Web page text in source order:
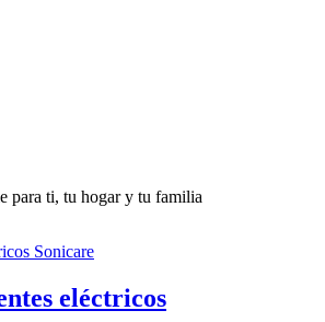
para ti, tu hogar y tu familia
Sonicare
eléctricos